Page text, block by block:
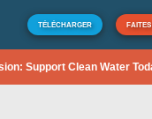
TÉLÉCHARGER
Support Clean Water